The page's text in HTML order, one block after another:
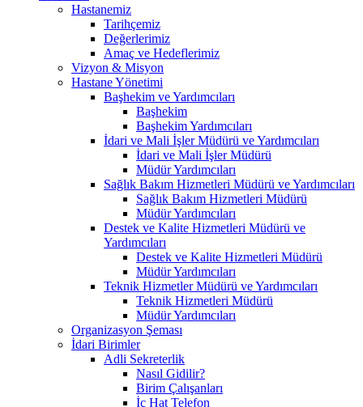
Hastanemiz
Tarihçemiz
Değerlerimiz
Amaç ve Hedeflerimiz
Vizyon & Misyon
Hastane Yönetimi
Başhekim ve Yardımcıları
Başhekim
Başhekim Yardımcıları
İdari ve Mali İşler Müdürü ve Yardımcıları
İdari ve Mali İşler Müdürü
Müdür Yardımcıları
Sağlık Bakım Hizmetleri Müdürü ve Yardımcıları
Sağlık Bakım Hizmetleri Müdürü
Müdür Yardımcıları
Destek ve Kalite Hizmetleri Müdürü ve
Yardımcıları
Destek ve Kalite Hizmetleri Müdürü
Müdür Yardımcıları
Teknik Hizmetler Müdürü ve Yardımcıları
Teknik Hizmetleri Müdürü
Müdür Yardımcıları
Organizasyon Şeması
İdari Birimler
Adli Sekreterlik
Nasıl Gidilir?
Birim Çalışanları
İç Hat Telefon